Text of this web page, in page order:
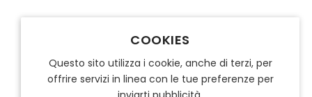
COOKIES
Questo sito utilizza i cookie, anche di terzi, per
offrire servizi in linea con le tue preferenze per